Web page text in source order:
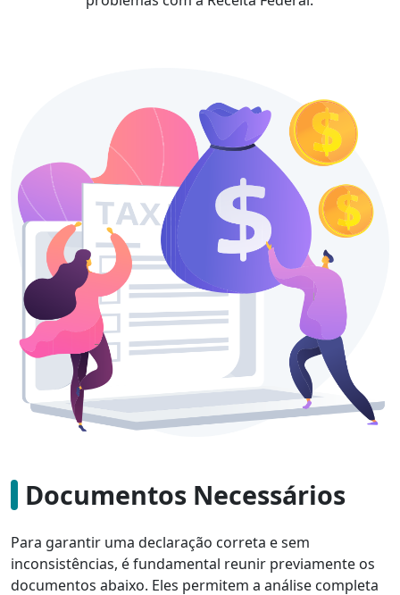
Documentos Necessários
Para garantir uma declaração correta e sem
inconsistências, é fundamental reunir previamente os
documentos abaixo. Eles permitem a análise completa